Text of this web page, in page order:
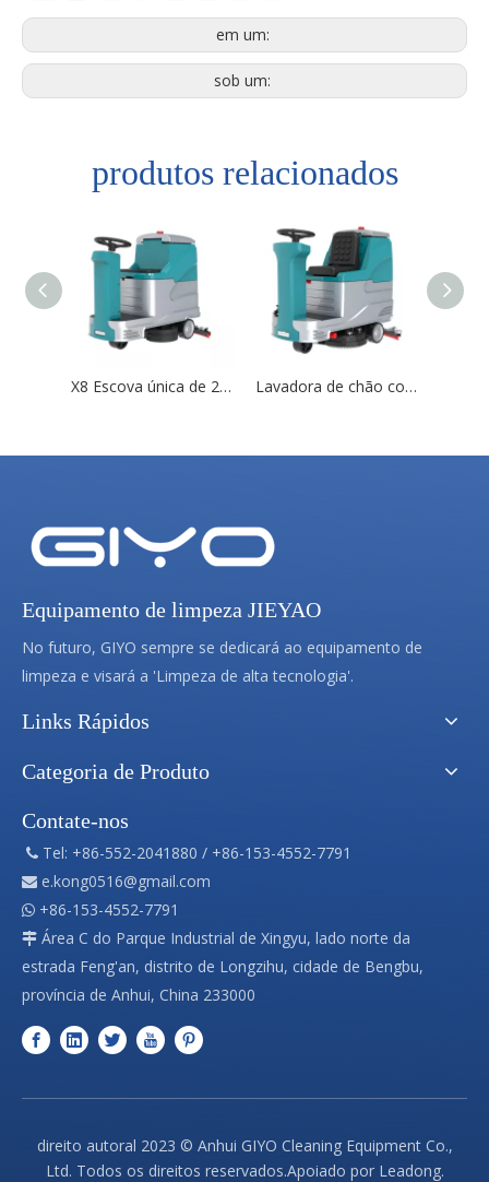
em um:
sob um:
produtos relacionados
X8 Escova única de 21 polegadas Lavadora de piso com assento Lavadora de chão com sistema de filtragem múltipla X9
Equipamento de limpeza JIEYAO
No futuro, GIYO sempre se dedicará ao equipamento de
limpeza e visará a 'Limpeza de alta tecnologia'.
Links Rápidos
Categoria de Produto
Contate-nos
 Tel: +86-552-2041880 / +86-153-4552-7791
 e.kong0516@gmail.com
 +86-153-4552-7791
 Área C do Parque Industrial de Xingyu, lado norte da
estrada Feng'an, distrito de Longzihu, cidade de Bengbu,
província de Anhui, China 233000
direito autoral 2023 © Anhui GIYO Cleaning Equipment Co.,
Ltd. Todos os direitos reservados.Apoiado por Leadong.